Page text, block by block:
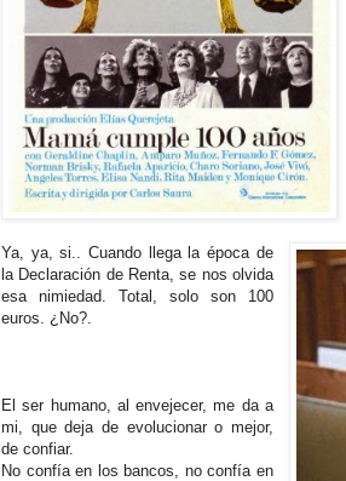
Ya, ya, si.. Cuando llega la época de
la Declaración de Renta, se nos olvida
esa nimiedad. Total, solo son 100
euros. ¿No?.
El ser humano, al envejecer, me da a
mi, que deja de evolucionar o mejor,
de confiar.
No confía en los bancos, no confía en